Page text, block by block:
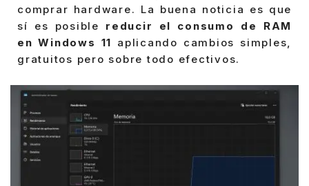
comprar hardware. La buena noticia es que
sí es posible reducir el consumo de RAM
en Windows 11 aplicando cambios simples,
gratuitos pero sobre todo efectivos.